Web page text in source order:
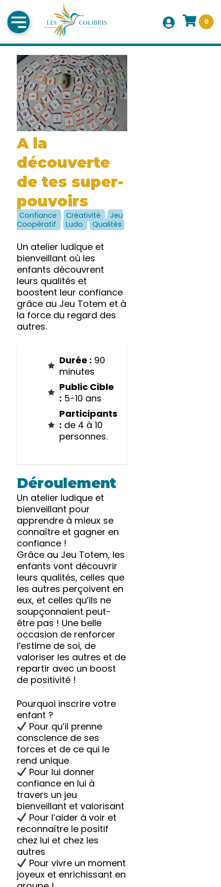
0
A la
découverte
de tes super-
pouvoirs
Confiance Créativité
Jeu
Coopératif
Ludo Qualités
Un atelier ludique et
bienveillant où les
enfants découvrent
leurs qualités et
boostent leur confiance
grâce au Jeu Totem et à
la force du regard des
autres.
Durée : 90
minutes
Public Cible
: 5-10 ans
Participants
: de 4 à 10
personnes.
Déroulement
Un atelier ludique et
bienveillant pour
apprendre à mieux se
connaître et gagner en
confiance !
Grâce au Jeu Totem, les
enfants vont découvrir
leurs qualités, celles que
les autres perçoivent en
eux, et celles qu’ils ne
soupçonnaient peut-
être pas ! Une belle
occasion de renforcer
l’estime de soi, de
valoriser les autres et de
repartir avec un boost
de positivité !
Pourquoi inscrire votre
enfant ?
Pour qu’il prenne
conscience de ses
forces et de ce qui le
rend unique
Pour lui donner
confiance en lui à
travers un jeu
bienveillant et valorisant
Pour l’aider à voir et
reconnaître le positif
chez lui et chez les
autres
Pour vivre un moment
joyeux et enrichissant en